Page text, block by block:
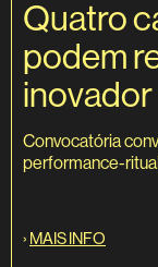
Quatro
podem
inovador
Convocatória
performance-
› MAIS INFO